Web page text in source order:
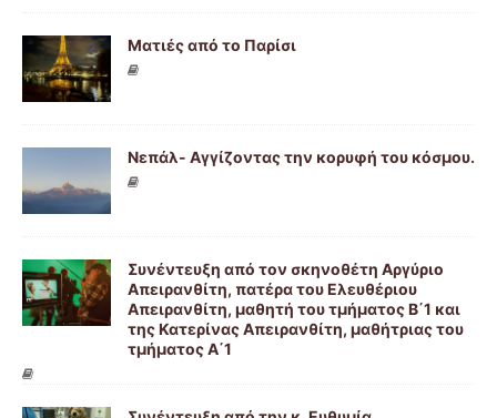
Ματιές από το Παρίσι
Νεπάλ- Αγγίζοντας την κορυφή του κόσμου.
Συνέντευξη από τον σκηνοθέτη Αργύριο
Απειρανθίτη, πατέρα του Ελευθέριου
Απειρανθίτη, μαθητή του τμήματος Β΄1 και
της Κατερίνας Απειρανθίτη, μαθήτριας του
τμήματος Α΄1